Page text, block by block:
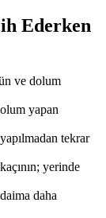
Ederken
ve dolum
yapan
tekrar
yerinde
daha